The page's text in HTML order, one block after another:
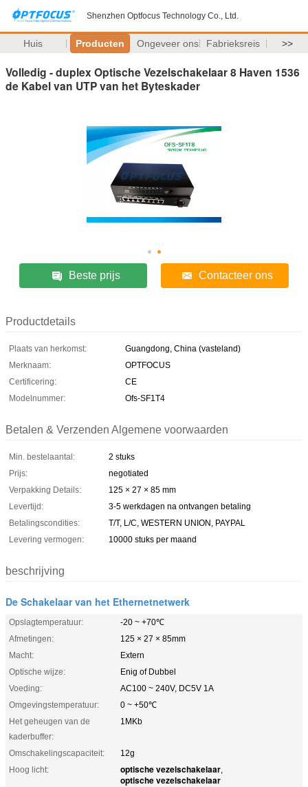
Shenzhen Optfocus Technology Co., Ltd.
Huis Producten Ongeveer ons Fabrieksreis >>
Volledig - duplex Optische Vezelschakelaar 8 Haven 1536
de Kabel van UTP van het Byteskader
Beste prijs Contacteer ons
Productdetails
Plaats van herkomst:
Guangdong, China (vasteland)
Merknaam:
OPTFOCUS
Certificering:
CE
Modelnummer:
Ofs-SF1T4
Betalen & Verzenden Algemene voorwaarden
Min. bestelaantal:
2 stuks
Prijs:
negotiated
Verpakking Details:
125 × 27 × 85 mm
Levertijd:
3-5 werkdagen na ontvangen betaling
Betalingscondities:
T/T, L/C, WESTERN UNION, PAYPAL
Levering vermogen:
10000 stuks per maand
beschrijving
De Schakelaar van het Ethernetnetwerk
Opslagtemperatuur:
-20 ~ +70℃
Afmetingen:
125 × 27 × 85mm
Macht:
Extern
Optische wijze:
Enig of Dubbel
Voeding:
AC100 ~ 240V, DC5V 1A
Omgevingstemperatuur:
0 ~ +50℃
Het geheugen van de
kaderbuffer:
1MKb
Omschakelingscapaciteit:
12g
Hoog licht:
optische vezelschakelaar,
optische vezelschakelaar